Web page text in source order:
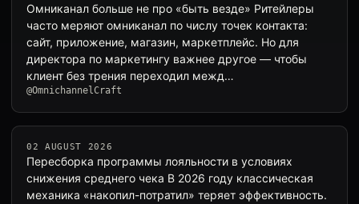
Омниканал больше не про «быть везде» Ритейлеры
часто меряют омниканал по числу точек контакта:
сайт, приложение, магазин, маркетплейс. Но для
директора по маркетингу важнее другое — чтобы
клиент без трения переходил межд…
@OmnichannelCraft
02 AUGUST 2026
Пересборка программы лояльности в условиях
снижения среднего чека В 2026 году классическая
механика «накопил-потратил» теряет эффективность.